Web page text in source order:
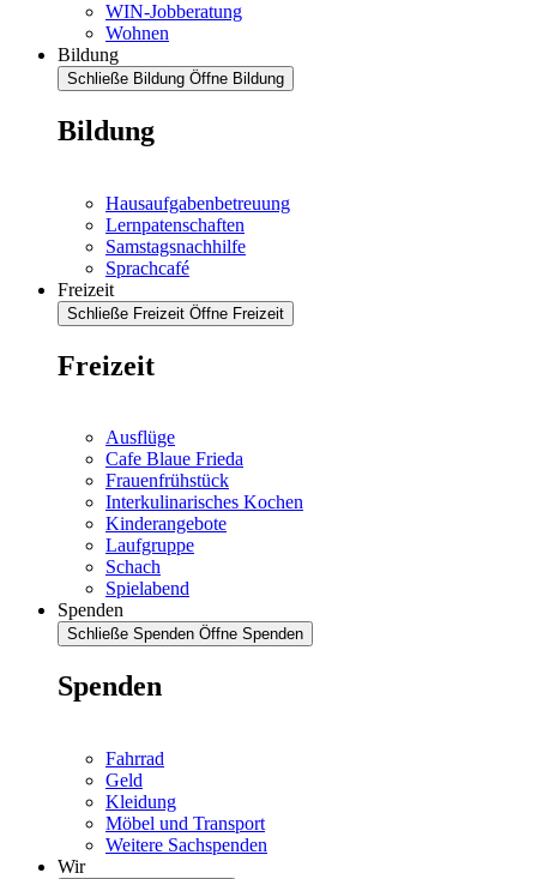
WIN-Jobberatung
Wohnen
Bildung
Schließe Bildung Öffne Bildung
Bildung
Hausaufgabenbetreuung
Lernpatenschaften
Samstagsnachhilfe
Sprachcafé
Freizeit
Schließe Freizeit Öffne Freizeit
Freizeit
Ausflüge
Cafe Blaue Frieda
Frauenfrühstück
Interkulinarisches Kochen
Kinderangebote
Laufgruppe
Schach
Spielabend
Spenden
Schließe Spenden Öffne Spenden
Spenden
Fahrrad
Geld
Kleidung
Möbel und Transport
Weitere Sachspenden
Wir